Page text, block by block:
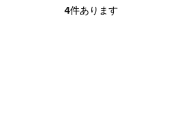
4件あります